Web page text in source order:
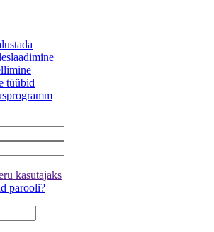
tüübid
kasutajaks
parooli?